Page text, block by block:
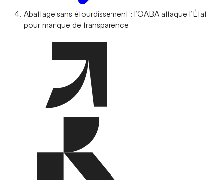
Abattage sans étourdissement : l’OABA attaque l’État
pour manque de transparence